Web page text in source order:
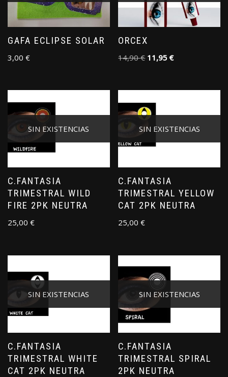
GAFA ECLIPSE SOLAR
3,00 €
ORCEX
14,90€ 11,95€
SIN EXISTENCIAS
C.FANTASIA
TRIMESTRAL WILD
FIRE 2PK NEUTRA
25,00 €
SIN EXISTENCIAS
C.FANTASIA
TRIMESTRAL YELLOW
CAT 2PK NEUTRA
25,00€
SIN EXISTENCIAS
C.FANTASIA
TRIMESTRAL WHITE
CAT 2PK NEUTRA
SIN EXISTENCIAS
C.FANTASIA
TRIMESTRAL SPIRAL
2PK NEUTRA